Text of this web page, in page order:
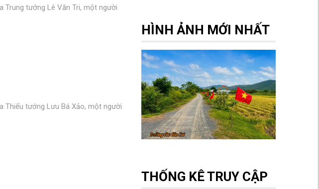
Trung tướng Lê Văn Tri, một người
Thiếu tướng Lưu Bá Xảo, một người
HÌNH ẢNH MỚI NHẤT
THỐNG KÊ TRUY CẬP